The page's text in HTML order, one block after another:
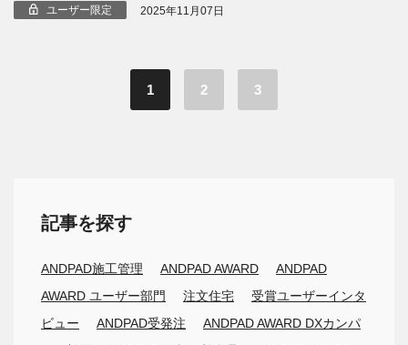
ユーザー限定 2025年11月07日
1 2 3
記事を探す
ANDPAD施工管理 ANDPAD AWARD
ANDPAD
AWARD ユーザー部門
注文住宅
受賞ユーザーインタ
ビュー
ANDPAD受発注
ANDPAD AWARD DXカンパ